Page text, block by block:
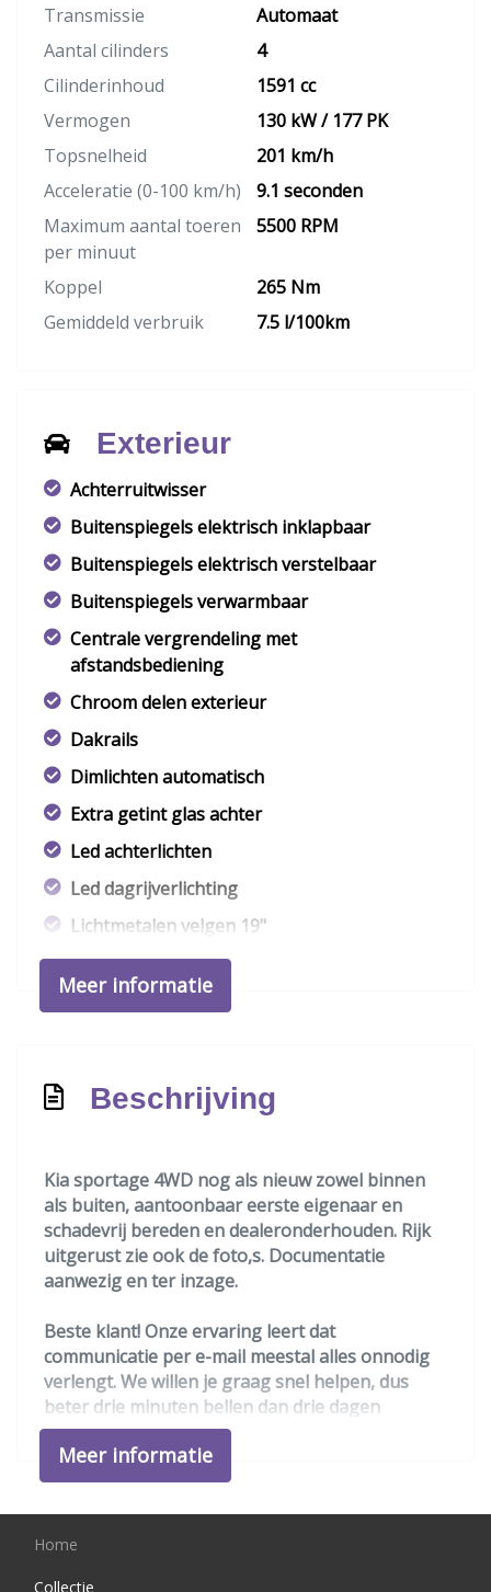
Transmissie
Automaat
Aantal cilinders
4
Cilinderinhoud
1591 cc
Vermogen
130 kW / 177 PK
Topsnelheid
201 km/h
Acceleratie (0-100 km/h)
9.1 seconden
Maximum aantal toeren
per minuut
5500 RPM
Koppel
265 Nm
Gemiddeld verbruik
7.5 l/100km
Exterieur
Achterruitwisser
Buitenspiegels elektrisch inklapbaar
Buitenspiegels elektrisch verstelbaar
Buitenspiegels verwarmbaar
Centrale vergrendeling met
afstandsbediening
Chroom delen exterieur
Dakrails
Dimlichten automatisch
Extra getint glas achter
Led achterlichten
Led dagrijverlichting
Lichtmetalen velgen 19"
Metaalkleur
Mistlampen voor
Stoelverwarming
Aanhanger assistent
Achteruitrij assistent
Afdaal assistent
Anti blokkeer systeem
Anti doorslip regeling
Apple carplay/android auto
Bestuurdersairbag
Bluetooth
Dodehoek detectie
Elektronisch stabiliteits programma
Meer informatie
Beschrijving
Kia sportage 4WD nog als nieuw zowel binnen
als buiten, aantoonbaar eerste eigenaar en
schadevrij bereden en dealeronderhouden. Rijk
uitgerust zie ook de foto,s. Documentatie
aanwezig en ter inzage.
Beste klant! Onze ervaring leert dat
communicatie per e-mail meestal alles onnodig
verlengt. We willen je graag snel helpen, dus
beter drie minuten bellen dan drie dagen
heen en weer mailen. Bedankt voor uw begrip.
Volgens de nederlandse wet is contant geld een
wettig betaalmiddel en word door ons dus ook
We hebben ons uiterste best gedaan om alle
informatie in deze advertentie correct weer te
Meer informatie
Home
Collectie